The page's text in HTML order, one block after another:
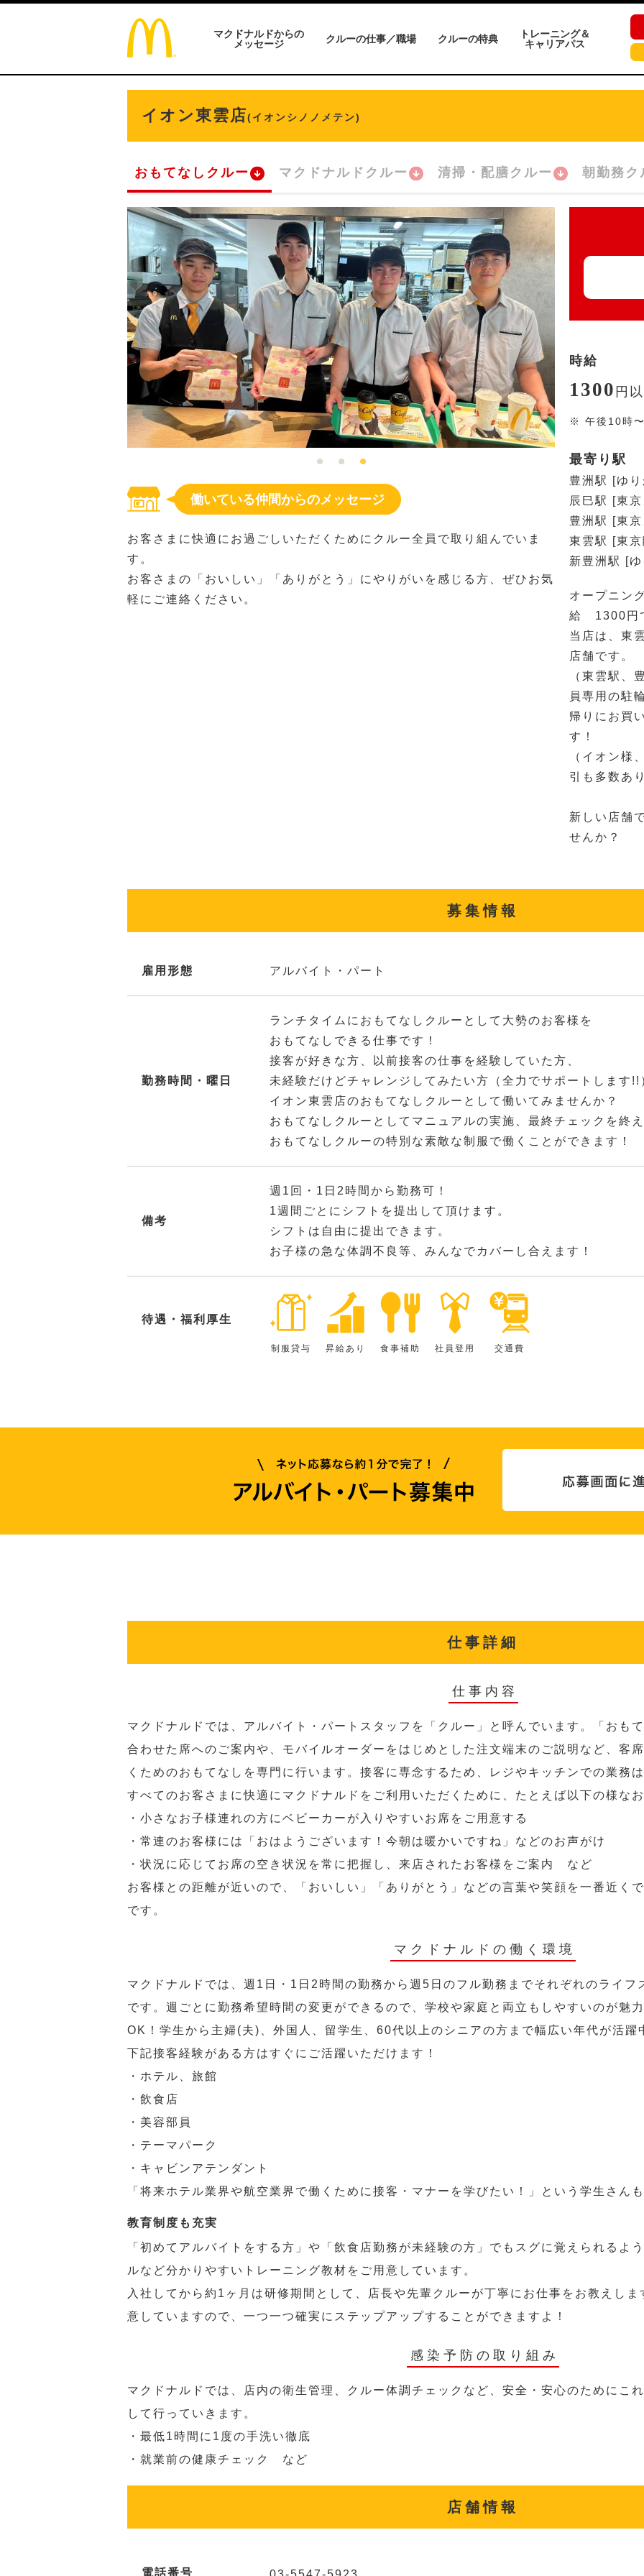
マクドナルドからの
メッセージ
クルーの仕事／職場 クルーの特典
トレーニング＆
キャリアパス
イオン東雲店(イオンシノノメテン)
おもてなしクルー マクドナルドクルー 清掃・配膳クルー 朝勤務ク
働いている仲間からのメッセージ
お客さまに快適にお過ごしいただくためにクルー全員で取り組んでいま
す。
お客さまの「おいしい」「ありがとう」にやりがいを感じる方、ぜひお気
軽にご連絡ください。
時給
1300 円
※ 午後10時
最寄り駅
豊洲駅 [ゆ
辰巳駅 [東
豊洲駅 [東
東雲駅 [東
新豊洲駅 [
オープニン
給 1300円
当店は、東
店舗です。
（東雲駅、
員専用の駐
帰りにお買
す！
（イオン様
引も多数あ
新しい店舗
せんか？
募集情報
雇用形態 アルバイト・パート
勤務時間・曜日
ランチタイムにおもてなしクルーとして大勢のお客様を
おもてなしできる仕事です！
接客が好きな方、以前接客の仕事を経験していた方、
未経験だけどチャレンジしてみたい方（全力でサポートします!!
イオン東雲店のおもてなしクルーとして働いてみませんか？
おもてなしクルーとしてマニュアルの実施、最終チェックを終え
おもてなしクルーの特別な素敵な制服で働くことができます！
備考
週1回・1日2時間から勤務可！
1週間ごとにシフトを提出して頂けます。
シフトは自由に提出できます。
お子様の急な体調不良等、みんなでカバーし合えます！
待遇・福利厚生
制服貸与 昇給あり 食事補助 社員登用 交通費
仕事詳細
仕事内容
マクドナルドでは、アルバイト・パートスタッフを「クルー」と呼んでいます。「おも
合わせた席へのご案内や、モバイルオーダーをはじめとした注文端末のご説明など、客
くためのおもてなしを専門に行います。接客に専念するため、レジやキッチンでの業務は
すべてのお客さまに快適にマクドナルドをご利用いただくために、たとえば以下の様な
・小さなお子様連れの方にベビーカーが入りやすいお席をご用意する
・常連のお客様には「おはようございます！今朝は暖かいですね」などのお声がけ
・状況に応じてお席の空き状況を常に把握し、来店されたお客様をご案内 など
お客様との距離が近いので、「おいしい」「ありがとう」などの言葉や笑顔を一番近く
です。
マクドナルドの働く環境
マクドナルドでは、週1日・1日2時間の勤務から週5日のフル勤務までそれぞれのライフ
です。週ごとに勤務希望時間の変更ができるので、学校や家庭と両立もしやすいのが魅
OK！学生から主婦(夫)、外国人、留学生、60代以上のシニアの方まで幅広い年代が活躍
下記接客経験がある方はすぐにご活躍いただけます！
・ホテル、旅館
・飲食店
・美容部員
・テーマパーク
・キャビンアテンダント
「将来ホテル業界や航空業界で働くために接客・マナーを学びたい！」という学生さんも
教育制度も充実
「初めてアルバイトをする方」や「飲食店勤務が未経験の方」でもスグに覚えられるよ
ルなど分かりやすいトレーニング教材をご用意しています。
入社してから約1ヶ月は研修期間として、店長や先輩クルーが丁寧にお仕事をお教えし
意していますので、一つ一つ確実にステップアップすることができますよ！
感染予防の取り組み
マクドナルドでは、店内の衛生管理、クルー体調チェックなど、安全・安心のためにこ
して行っていきます。
・最低1時間に1度の手洗い徹底
・就業前の健康チェック など
店舗情報
電話番号